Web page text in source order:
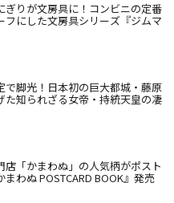
ぎりが文房具に！コンビニの定番
フにした文房具シリーズ『ジムマ
で脚光！日本初の巨大都城・藤原
た知られざる女帝・持統天皇の凄
店「かまわぬ」の人気柄がポスト
まわぬ POSTCARD BOOK』発売